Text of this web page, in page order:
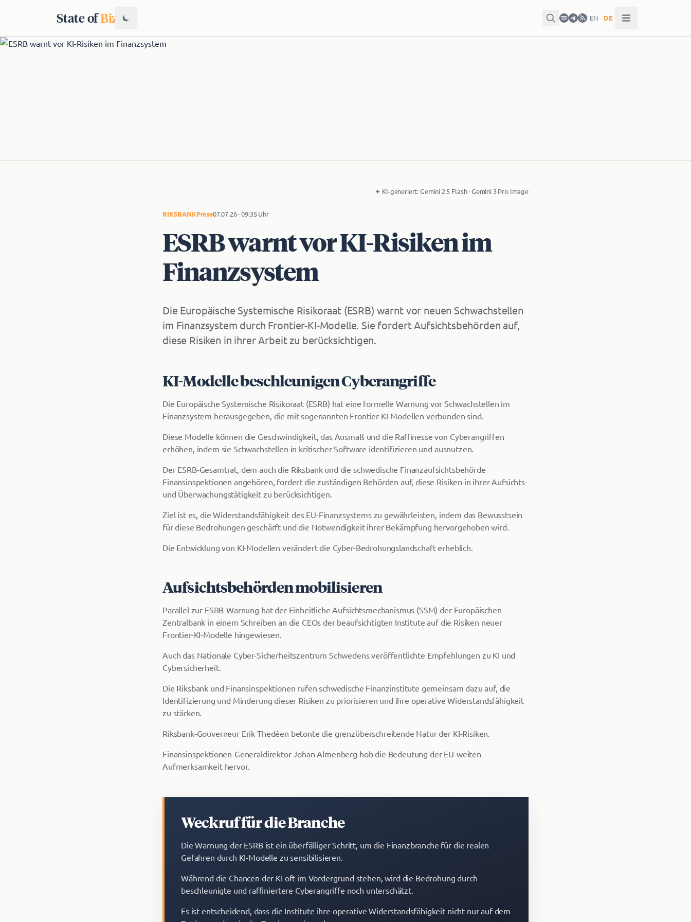
State ofBiz EN · DE
✦ KI-generiert:Gemini 2.5 Flash · Gemini 3 Pro Image
RIKSBANKPress07.07.26 · 09:35 Uhr
ESRB warnt vor KI-Risiken im
Finanzsystem
Die Europäische Systemische Risikoraat (ESRB) warnt vor neuen Schwachstellen
im Finanzsystem durch Frontier-KI-Modelle. Sie fordert Aufsichtsbehörden auf,
diese Risiken in ihrer Arbeit zu berücksichtigen.
KI-Modelle beschleunigen Cyberangriffe
Die Europäische Systemische Risikoraat (ESRB) hat eine formelle Warnung vor Schwachstellen im
Finanzsystem herausgegeben, die mit sogenannten Frontier-KI-Modellen verbunden sind.
Diese Modelle können die Geschwindigkeit, das Ausmaß und die Raffinesse von Cyberangriffen
erhöhen, indem sie Schwachstellen in kritischer Software identifizieren und ausnutzen.
Der ESRB-Gesamtrat, dem auch die Riksbank und die schwedische Finanzaufsichtsbehörde
Finansinspektionen angehören, fordert die zuständigen Behörden auf, diese Risiken in ihrer Aufsichts-
und Überwachungstätigkeit zu berücksichtigen.
Ziel ist es, die Widerstandsfähigkeit des EU-Finanzsystems zu gewährleisten, indem das Bewusstsein
für diese Bedrohungen geschärft und die Notwendigkeit ihrer Bekämpfung hervorgehoben wird.
Die Entwicklung von KI-Modellen verändert die Cyber-Bedrohungslandschaft erheblich.
Aufsichtsbehörden mobilisieren
Parallel zur ESRB-Warnung hat der Einheitliche Aufsichtsmechanismus (SSM) der Europäischen
Zentralbank in einem Schreiben an die CEOs der beaufsichtigten Institute auf die Risiken neuer
Frontier-KI-Modelle hingewiesen.
Auch das Nationale Cyber-Sicherheitszentrum Schwedens veröffentlichte Empfehlungen zu KI und
Cybersicherheit.
Die Riksbank und Finansinspektionen rufen schwedische Finanzinstitute gemeinsam dazu auf, die
Identifizierung und Minderung dieser Risiken zu priorisieren und ihre operative Widerstandsfähigkeit
zu stärken.
Riksbank-Gouverneur Erik Thedéen betonte die grenzüberschreitende Natur der KI-Risiken.
Finansinspektionen-Generaldirektor Johan Almenberg hob die Bedeutung der EU-weiten
Aufmerksamkeit hervor.
Weckruf für die Branche
Die Warnung der ESRB ist ein überfälliger Schritt, um die Finanzbranche für die realen
Gefahren durch KI-Modelle zu sensibilisieren.
Während die Chancen der KI oft im Vordergrund stehen, wird die Bedrohung durch
beschleunigte und raffiniertere Cyberangriffe noch unterschätzt.
Es ist entscheidend, dass die Institute ihre operative Widerstandsfähigkeit nicht nur auf dem